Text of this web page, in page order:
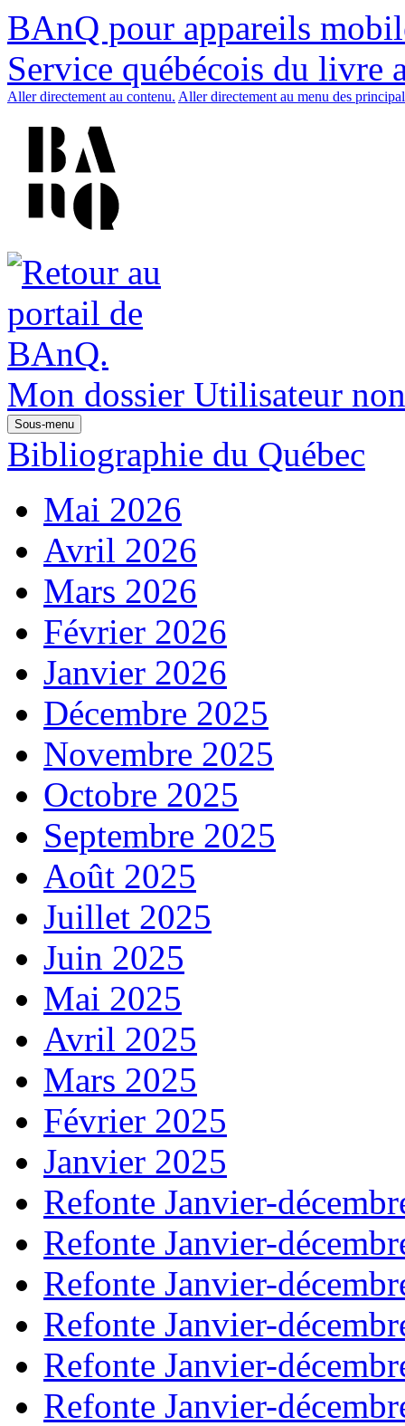
BAnQ pour appareils
Service québécois du livre
Aller directement au contenu. Aller directement au menu des
Mon dossier Utilisateur
Sous-menu
Bibliographie du Québec
Mai 2026
Avril 2026
Mars 2026
Février 2026
Janvier 2026
Décembre 2025
Novembre 2025
Octobre 2025
Septembre 2025
Août 2025
Juillet 2025
Juin 2025
Mai 2025
Avril 2025
Mars 2025
Février 2025
Janvier 2025
Refonte Janvier-
Refonte Janvier-
Refonte Janvier-
Refonte Janvier-
Refonte Janvier-
Refonte Janvier-